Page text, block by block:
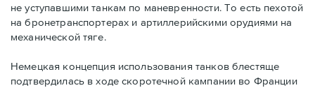
не уступавшими танкам по маневренности. То есть пехотой
на бронетранспортерах и артиллерийскими орудиями на
механической тяге.
Немецкая концепция использования танков блестяще
подтвердилась в ходе скоротечной кампании во Франции